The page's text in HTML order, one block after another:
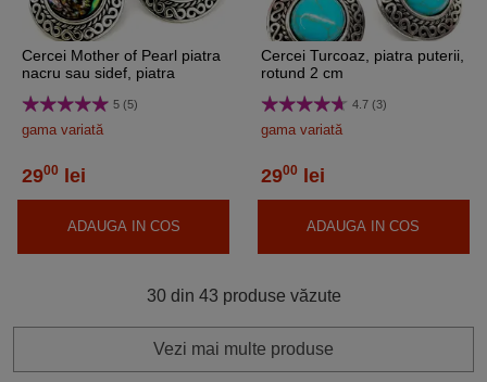
Cercei Mother of Pearl piatra
nacru sau sidef, piatra
model
5 (5)
gama variată
2900 lei
ADAUGA IN COS
Cercei Turcoaz, piatra puterii,
rotund 2 cm
4.7 (3)
gama variată
2900 lei
ADAUGA IN COS
30 din 43 produse văzute
Vezi mai multe produse